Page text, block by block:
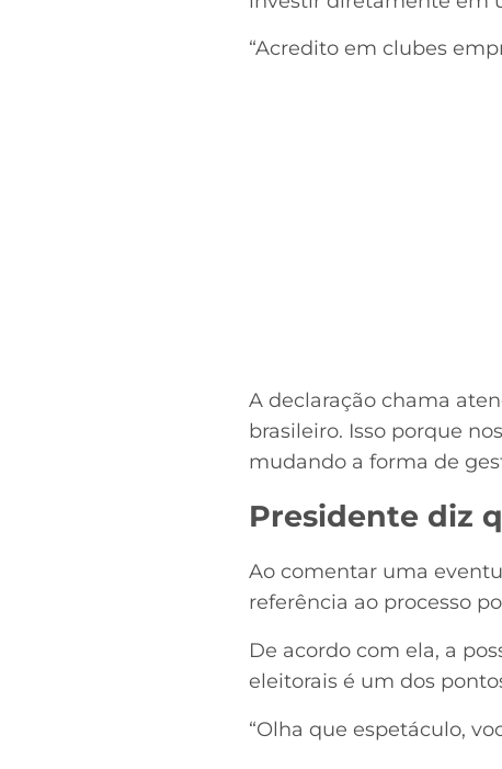
“Acredito em clubes
A declaração chama
brasileiro. Isso porque
mudando a forma de
Presidente diz
Ao comentar uma
referência ao processo
De acordo com ela, a
eleitorais é um dos
“Olha que espetáculo,